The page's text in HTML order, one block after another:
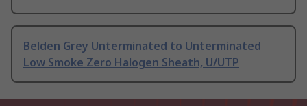
Belden Grey Unterminated to Unterminated
Low Smoke Zero Halogen Sheath, U/UTP